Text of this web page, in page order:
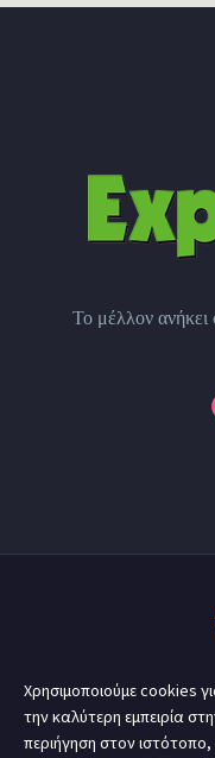
Το μέλλον ανήκει
Χρησιμοποιούμε cookies
την καλύτερη εμπειρία
περιήγηση στον